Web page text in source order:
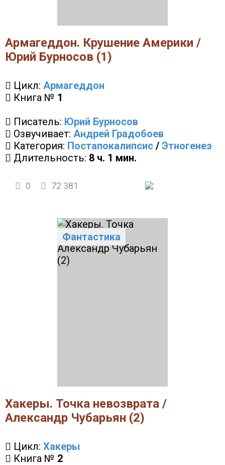
Армагеддон. Крушение Америки /
Юрий Бурносов (1)
Цикл: Армагеддон
Книга № 1
Писатель: Юрий Бурносов
Озвучивает: Андрей Градобоев
Категория: Постапокалипсис / Этногенез
Длительность: 8 ч. 1 мин.
0 72 381
Фантастика
Хакеры. Точка невозврата /
Александр Чубарьян (2)
Цикл: Хакеры
Книга № 2